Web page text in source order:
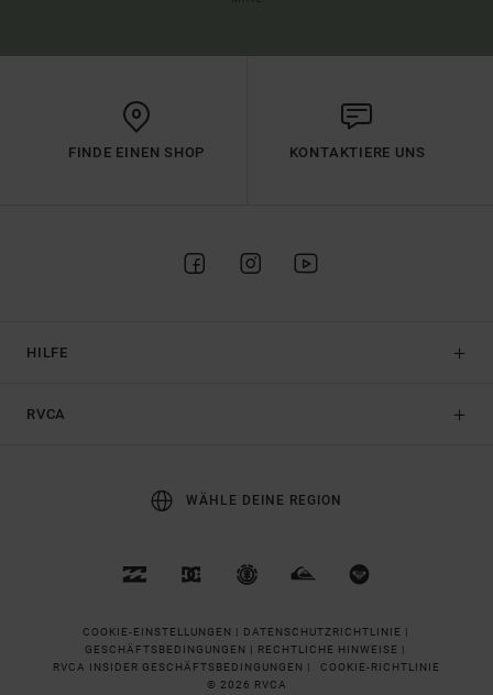
FINDE EINEN SHOP KONTAKTIERE UNS
HILFE
RVCA
WÄHLE DEINE REGION
COOKIE-EINSTELLUNGEN | DATENSCHUTZRICHTLINIE |
GESCHÄFTSBEDINGUNGEN | RECHTLICHE HINWEISE |
RVCA INSIDER GESCHÄFTSBEDINGUNGEN |
COOKIE-RICHTLINIE
© 2026 RVCA